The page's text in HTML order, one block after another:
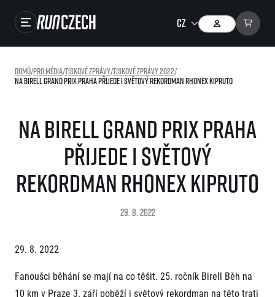
Výsledky
RunCzech Store
Běžecké série
Jak to funguje
SuperHalfs FAQ
Napoli Running
Domů/Pro média/Tiskové zprávy/Tiskové zprávy 2022/
Na Birell Grand Prix Praha přijede i světový rekordman Rhonex Kipruto
Na Birell Grand Prix Praha
přijede i světový
rekordman Rhonex Kipruto
29. 8. 2022
29. 8. 2022
Fanoušci běhání se mají na co těšit. 25. ročník Birell Běh na
10 km v Praze 3. září poběží i světový rekordman na této trati